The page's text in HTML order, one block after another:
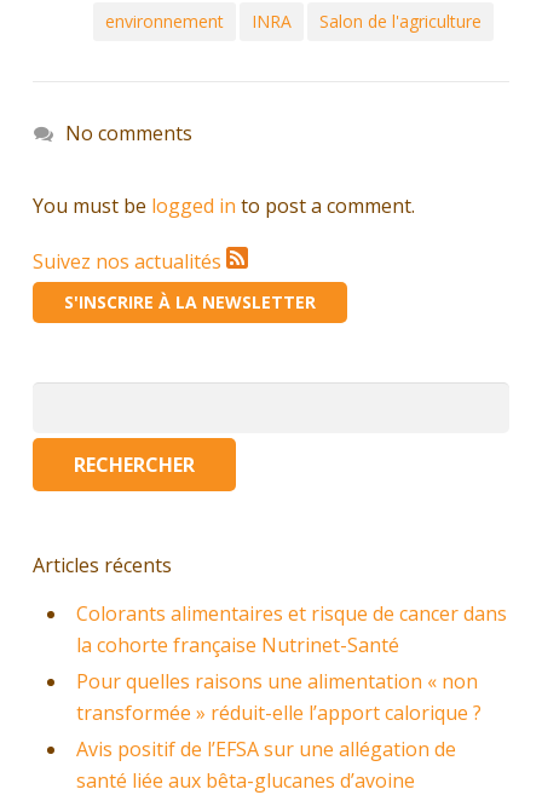
environnement
INRA Salon de l'agriculture
No comments
You must be logged in to post a comment.
Suivez nos actualités
S'INSCRIRE À LA NEWSLETTER
Articles récents
Colorants alimentaires et risque de cancer dans
la cohorte française Nutrinet-Santé
Pour quelles raisons une alimentation « non
transformée » réduit-elle l’apport calorique ?
Avis positif de l’EFSA sur une allégation de
santé liée aux bêta-glucanes d’avoine